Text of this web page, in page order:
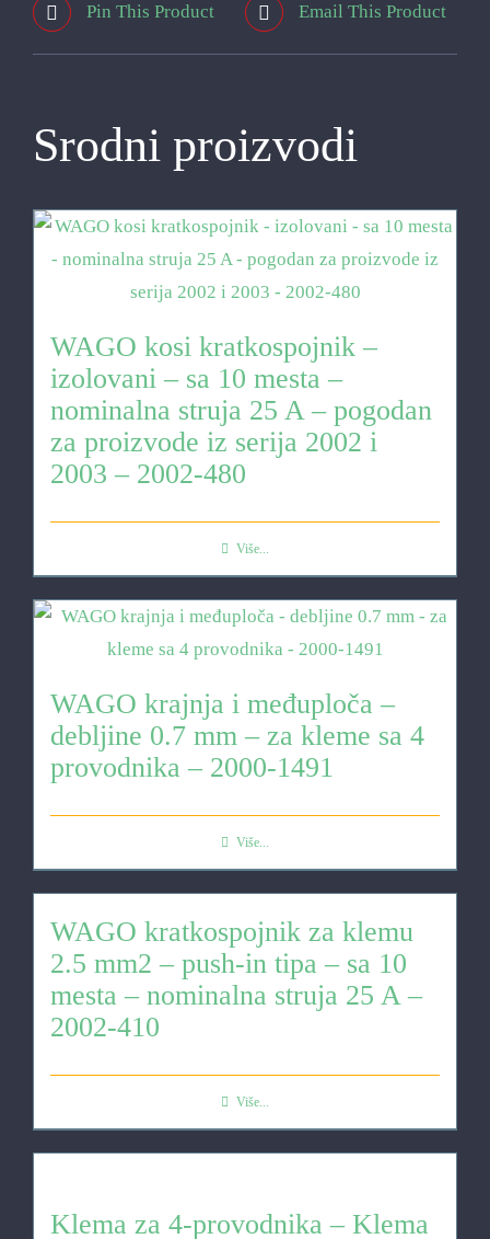
Pin This Product Email This Product
Srodni proizvodi
WAGO kosi kratkospojnik –
izolovani – sa 10 mesta –
nominalna struja 25 A – pogodan
za proizvode iz serija 2002 i
2003 – 2002-480
Više...
WAGO krajnja i međuploča –
debljine 0.7 mm – za kleme sa 4
provodnika – 2000-1491
Više...
WAGO kratkospojnik za klemu
2.5 mm2 – push-in tipa – sa 10
mesta – nominalna struja 25 A –
2002-410
Više...
Klema za 4-provodnika – Klema